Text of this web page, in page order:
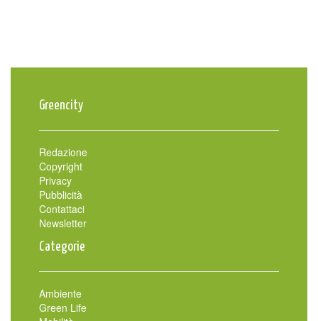
Greencity
Redazione
Copyright
Privacy
Pubblicità
Contattaci
Newsletter
Categorie
Ambiente
Green Life